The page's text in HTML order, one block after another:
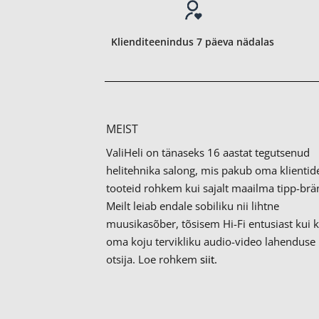
Klienditeenindus 7 päeva nädalas
MEIST
ValiHeli on tänaseks 16 aastat tegutsenud
helitehnika salong, mis pakub oma
tooteid rohkem kui sajalt maailma tipp-
Meilt leiab endale sobiliku nii lihtne
muusikasõber, tõsisem Hi-Fi entusiast kui
oma koju tervikliku audio-video lahenduse
otsija. Loe rohkemsiit.